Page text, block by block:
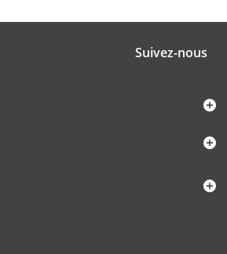
Suivez-nous